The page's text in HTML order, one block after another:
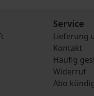
Service
Lieferung
Kontakt
Häufig
Widerruf
Abo